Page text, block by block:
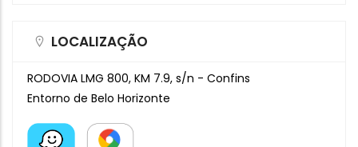
LOCALIZAÇÃO
RODOVIA LMG 800, KM 7.9, s/n - Confins
Entorno de Belo Horizonte